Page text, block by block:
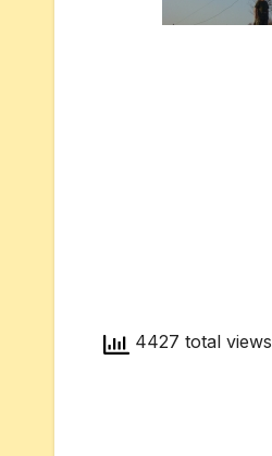
4427 total views